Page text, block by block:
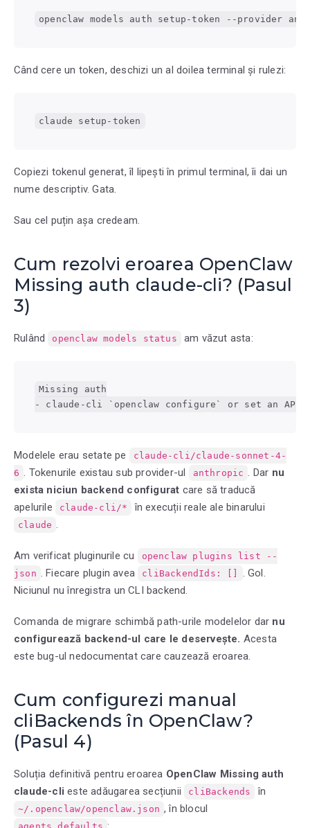
openclaw models auth setup-token --provider
Când cere un token, deschizi un al doilea terminal și rulezi:
claude setup-token
Copiezi tokenul generat, îl lipești în primul terminal, îi dai un
nume descriptiv. Gata.
Sau cel puțin așa credeam.
Cum rezolvi eroarea OpenClaw
Missing auth claude-cli? (Pasul
3)
Rulând openclaw models status am văzut asta:
Missing auth
- claude-cli `openclaw configure` or set an API
Modelele erau setate pe
claude-cli/claude-sonnet-4-
6 . Tokenurile existau sub provider-ul anthropic . Dar nu
exista niciun backend configurat care să traducă
apelurile
claude-cli/* în execuții reale ale binarului
claude .
Am verificat pluginurile cu
openclaw plugins list --
json . Fiecare plugin avea cliBackendIds: []
. Gol.
Niciunul nu înregistra un CLI backend.
Comanda de migrare schimbă path-urile modelelor dar nu
configurează backend-ul care le deservește. Acesta
este bug-ul nedocumentat care cauzează eroarea.
Cum configurezi manual
cliBackends în OpenClaw?
(Pasul 4)
Soluția definitivă pentru eroarea OpenClaw Missing auth
claude-cli este adăugarea secțiunii cliBackends în
~/.openclaw/openclaw.json , în blocul